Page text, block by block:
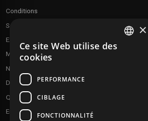
Conditions
Service client
Expédition & retours
Modes de paiement
Notre programme de fidélité
Disques cadeaux
Qui sommes-nous ?
Envoyez vos démos
×
Ce site Web utilise des
cookies
PERFORMANCE
CIBLAGE
FONCTIONNALITÉ